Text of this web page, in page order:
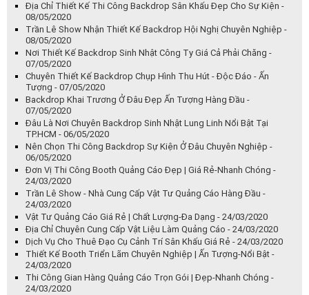
Địa Chỉ Thiết Kế Thi Công Backdrop Sân Khấu Đẹp Cho Sự Kiện -
08/05/2020
Trần Lê Show Nhận Thiết Kế Backdrop Hội Nghị Chuyên Nghiệp -
08/05/2020
Nơi Thiết Kế Backdrop Sinh Nhật Công Ty Giá Cả Phải Chăng -
07/05/2020
Chuyên Thiết Kế Backdrop Chụp Hình Thu Hút - Độc Đáo - Ấn
Tượng - 07/05/2020
Backdrop Khai Trương Ở Đâu Đẹp Ấn Tượng Hàng Đầu -
07/05/2020
Đâu Là Nơi Chuyên Backdrop Sinh Nhật Lung Linh Nổi Bật Tại
TP.HCM - 06/05/2020
Nên Chọn Thi Công Backdrop Sự Kiện Ở Đâu Chuyên Nghiệp -
06/05/2020
Đơn Vị Thi Công Booth Quảng Cáo Đẹp | Giá Rẻ-Nhanh Chóng -
24/03/2020
Trần Lê Show - Nhà Cung Cấp Vật Tư Quảng Cáo Hàng Đầu -
24/03/2020
Vật Tư Quảng Cáo Giá Rẻ | Chất Lượng-Đa Dạng - 24/03/2020
Địa Chỉ Chuyên Cung Cấp Vật Liệu Làm Quảng Cáo - 24/03/2020
Dịch Vụ Cho Thuê Đạo Cụ Cảnh Trí Sân Khấu Giá Rẻ - 24/03/2020
Thiết Kế Booth Triển Lãm Chuyên Nghiệp | Ấn Tượng-Nổi Bật -
24/03/2020
Thi Công Gian Hàng Quảng Cáo Trọn Gói | Đẹp-Nhanh Chóng -
24/03/2020